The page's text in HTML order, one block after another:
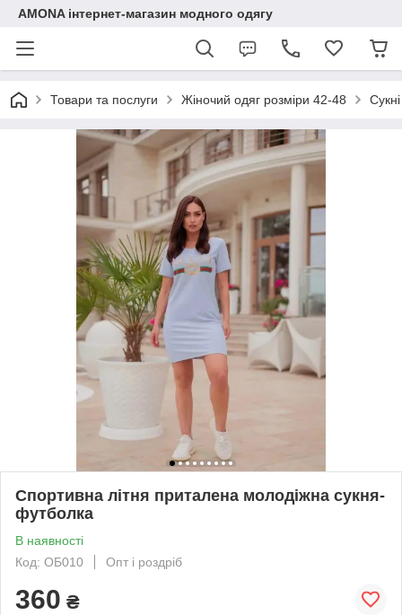
AMONA інтернет-магазин модного одягу
Товари та послуги Жіночий одяг розміри 42-48 Сукні
Спортивна літня приталена молодіжна сукня-
футболка
В наявності
Код: ОБ010
Опт і роздріб
360 ₴